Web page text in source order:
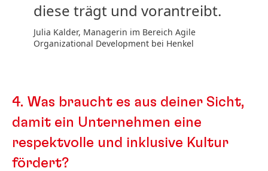
diese trägt und vorantreibt.
Julia Kalder, Managerin im Bereich Agile
Organizational Development bei Henkel
4. Was braucht es aus deiner Sicht,
damit ein Unternehmen eine
respektvolle und inklusive Kultur
fördert?